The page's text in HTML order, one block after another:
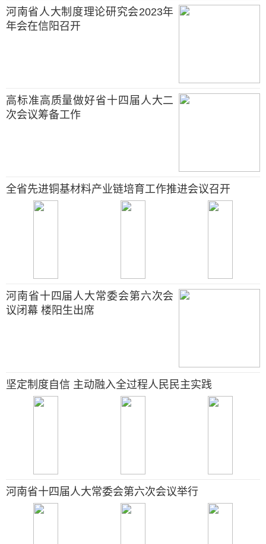
河南省人大制度理论研究会2023年
年会在信阳召开
高标准高质量做好省十四届人大二
次会议筹备工作
全省先进铜基材料产业链培育工作推进会议召开
河南省十四届人大常委会第六次会
议闭幕 楼阳生出席
坚定制度自信 主动融入全过程人民民主实践
河南省十四届人大常委会第六次会议举行